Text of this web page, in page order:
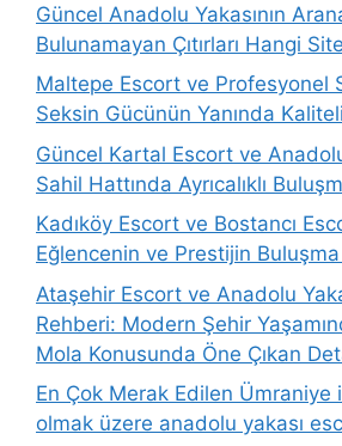
Güncel Anadolu Yakasının
Bulunamayan Çıtırları Hangi
Maltepe Escort ve Profesyonel
Seksin Gücünün Yanında
Güncel Kartal Escort ve Anadolu
Sahil Hattında Ayrıcalıklı
Kadıköy Escort ve Bostancı
Eğlencenin ve Prestijin
Ataşehir Escort ve Anadolu
Rehberi: Modern Şehir
Mola Konusunda Öne Çıkan
En Çok Merak Edilen Ümraniye
olmak üzere anadolu yakası